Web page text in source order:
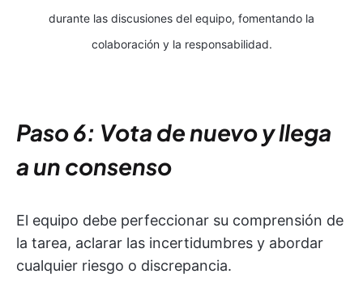
durante las discusiones del equipo, fomentando la
colaboración y la responsabilidad.
Paso 6: Vota de nuevo y llega
a un consenso
El equipo debe perfeccionar su comprensión de
la tarea, aclarar las incertidumbres y abordar
cualquier riesgo o discrepancia.